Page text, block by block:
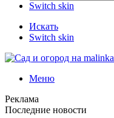
Switch skin
Искать
Switch skin
Меню
Реклама
Последние новости